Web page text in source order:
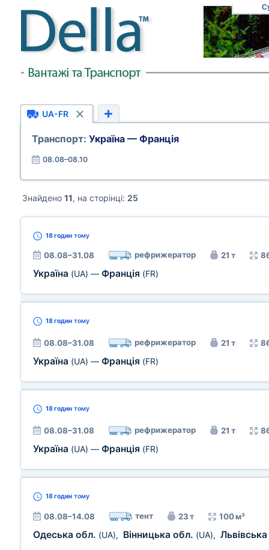
UA-FR
Транспорт: Україна — Франція
08.08–08.10
Знайдено 11, на сторінці: 25
18 годин тому
08.08–31.08 рефрижератор 21 т
Україна (UA) — Франція (FR)
18 годин тому
08.08–31.08 рефрижератор 21 т
Україна (UA) — Франція (FR)
18 годин тому
08.08–31.08 рефрижератор 21 т
Україна (UA) — Франція (FR)
18 годин тому
08.08–14.08 тент 23 т 100 м³
Одеська обл. (UA), Вінницька обл. (UA),